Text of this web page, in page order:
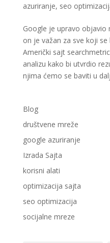
azuriranje, seo
Google je upravo objavio
on je važan za sve koji se
Američki sajt
analizu kako bi utvrdio
njima ćemo se baviti u
Blog
društvene mreže
google azuriranje
Izrada Sajta
korisni alati
optimizacija sajta
seo optimizacija
socijalne mreze